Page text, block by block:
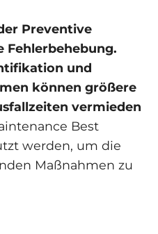
Preventive
Fehlerbehebung.
und
können größere
vermieden
Best
werden, um die
Maßnahmen zu